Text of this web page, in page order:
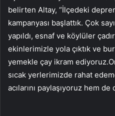
belirten Altay, “İlçedeki
kampanyası başlattık. Çok
yapıldı, esnaf ve köylüler
ekinlerimizle yola çıktık ve
yemekle çay ikram
sıcak yerlerimizde rahat
acılarını paylaşıyoruz hem